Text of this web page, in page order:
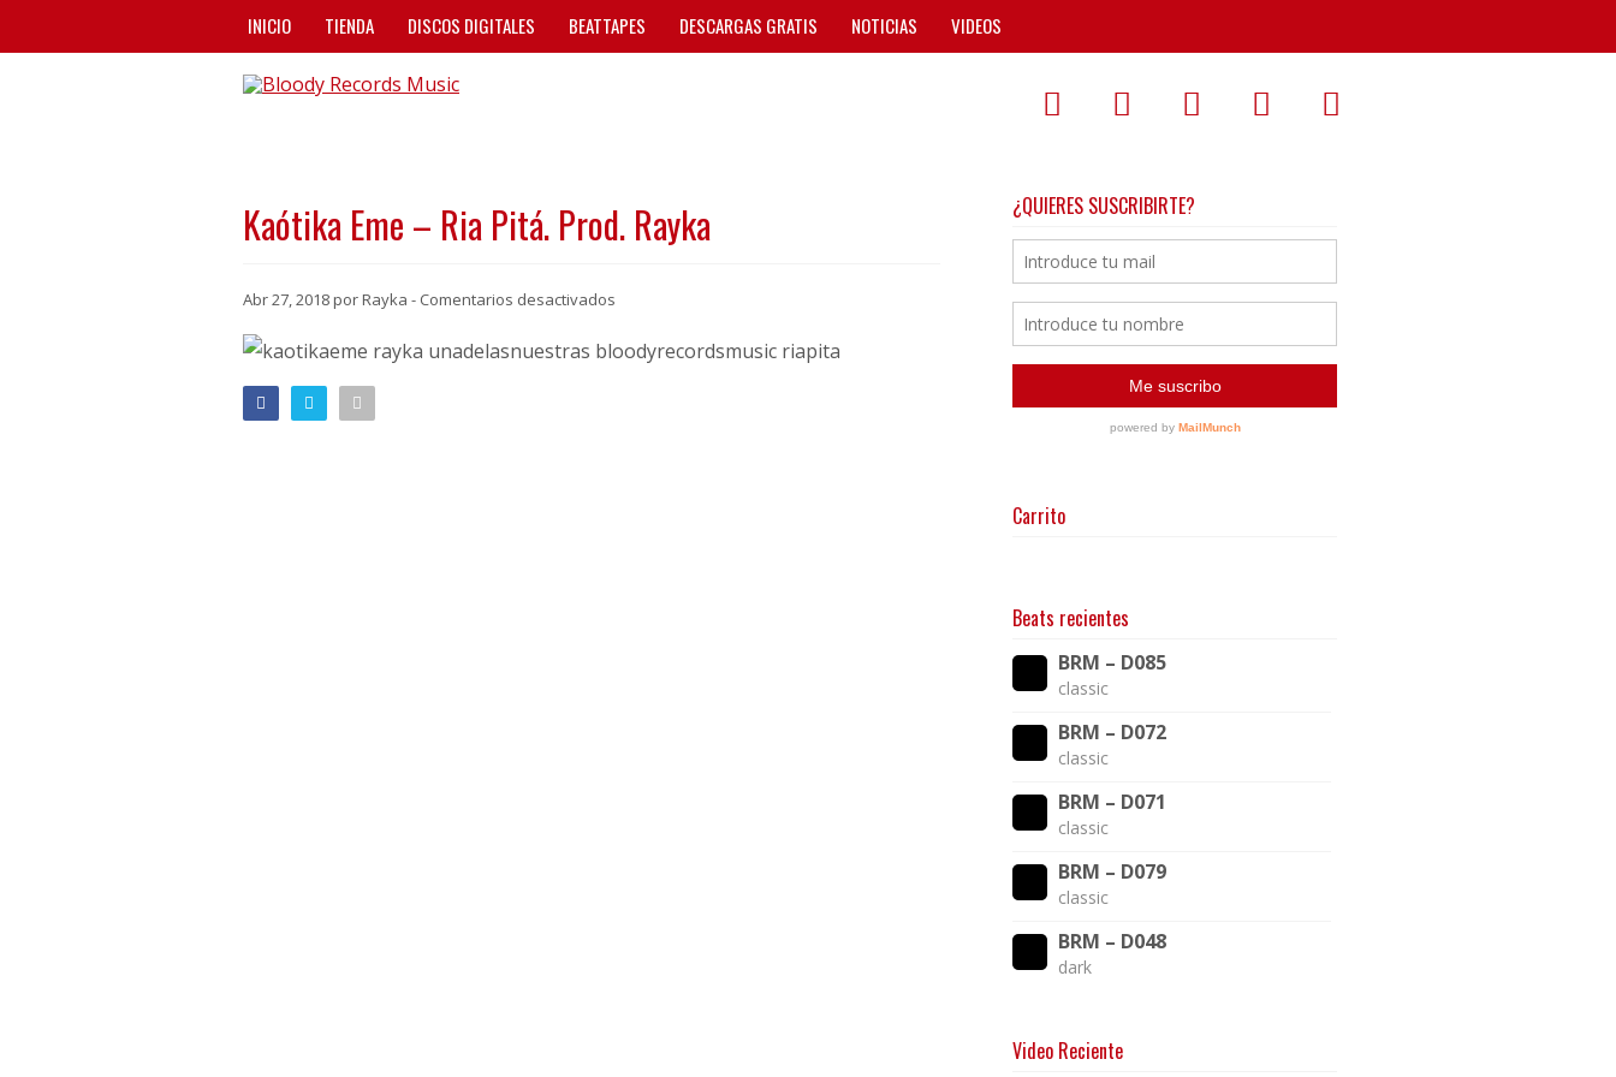
INICIO TIENDA DISCOS DIGITALES BEATTAPES DESCARGAS GRATIS NOTICIAS VIDEOS
Kaótika Eme – Ria Pitá. Prod. Rayka
Abr 27, 2018 por Rayka - Comentarios desactivados
Eme
¿QUIERES SUSCRIBIRTE?
Carrito
Beats recientes
BRM – D085
classic
BRM – D072
classic
BRM – D071
classic
BRM – D079
classic
BRM – D048
dark
Video Reciente